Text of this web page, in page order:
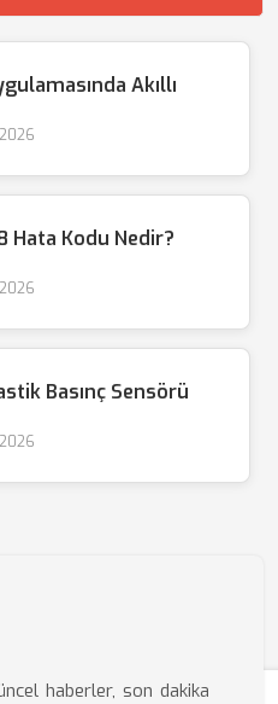
Akıllı
Hata Kodu Nedir?
Basınç Sensörü
haberler, son dakika